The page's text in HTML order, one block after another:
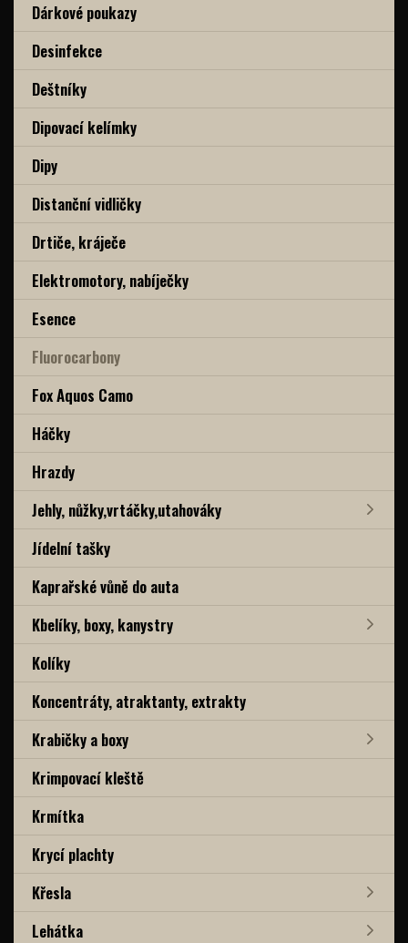
Dárkové poukazy
Desinfekce
Deštníky
Dipovací kelímky
Dipy
Distanční vidličky
Drtiče, kráječe
Elektromotory, nabíječky
Esence
Fluorocarbony
Fox Aquos Camo
Háčky
Hrazdy
Jehly, nůžky,vrtáčky,utahováky
Jídelní tašky
Kaprařské vůně do auta
Kbelíky, boxy, kanystry
Kolíky
Koncentráty, atraktanty, extrakty
Krabičky a boxy
Krimpovací kleště
Krmítka
Krycí plachty
Křesla
Lehátka